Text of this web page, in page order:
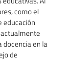
como el
educación
docencia en la
de